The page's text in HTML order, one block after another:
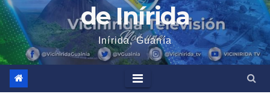
de Inírida
Inírida, Guanía